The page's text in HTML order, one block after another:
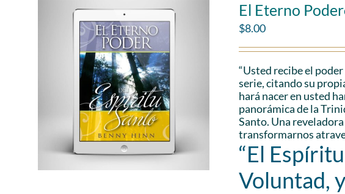
El Eterno
$8.00
“Usted recibe el
serie, citando su
hará nacer en usted
panorámica de la
Santo. Una
transformarnos
“El
Voluntad,